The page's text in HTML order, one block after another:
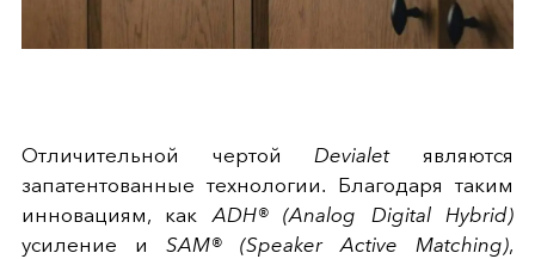
Отличительной чертойDevialetявляются
запатентованные технологии. Благодаря таким
инновациям, какADH® (Analog Digital Hybrid)
усиление и SAM® (Speaker Active Matching),